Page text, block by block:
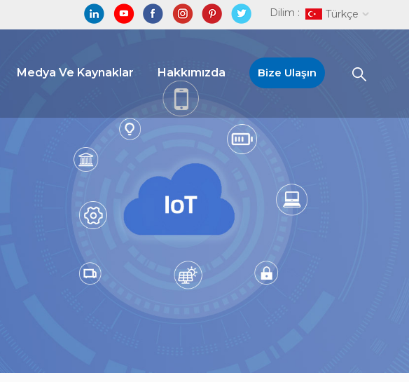
Dilim : Türkçe
Medya Ve Kaynaklar Hakkımızda Bize Ulaşın